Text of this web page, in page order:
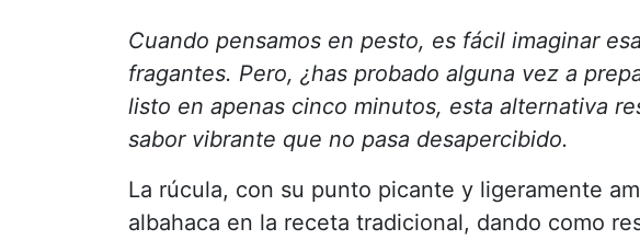
Cuando pensamos en pesto, es fácil imaginar
fragantes. Pero, ¿has probado alguna vez a
listo en apenas cinco minutos, esta alternativa
sabor vibrante que no pasa desapercibido.
La rúcula, con su punto picante y ligeramente
albahaca en la receta tradicional, dando como